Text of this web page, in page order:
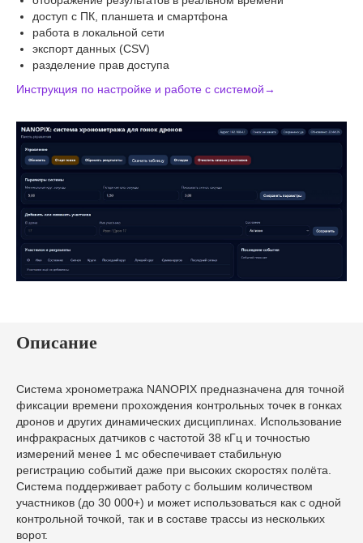
доступ с ПК, планшета и смартфона
работа в локальной сети
экспорт данных (CSV)
разделение прав доступа
Инструкция по настройке и работе с системой→
Описание
Система хронометража NANOPIX предназначена для точной
фиксации времени прохождения контрольных точек в гонках
дронов и других динамических дисциплинах. Использование
инфракрасных датчиков с частотой 38 кГц и точностью
измерений менее 1 мс обеспечивает стабильную
регистрацию событий даже при высоких скоростях полёта.
Система поддерживает работу с большим количеством
участников (до 30 000+) и может использоваться как с одной
контрольной точкой, так и в составе трассы из нескольких
ворот.